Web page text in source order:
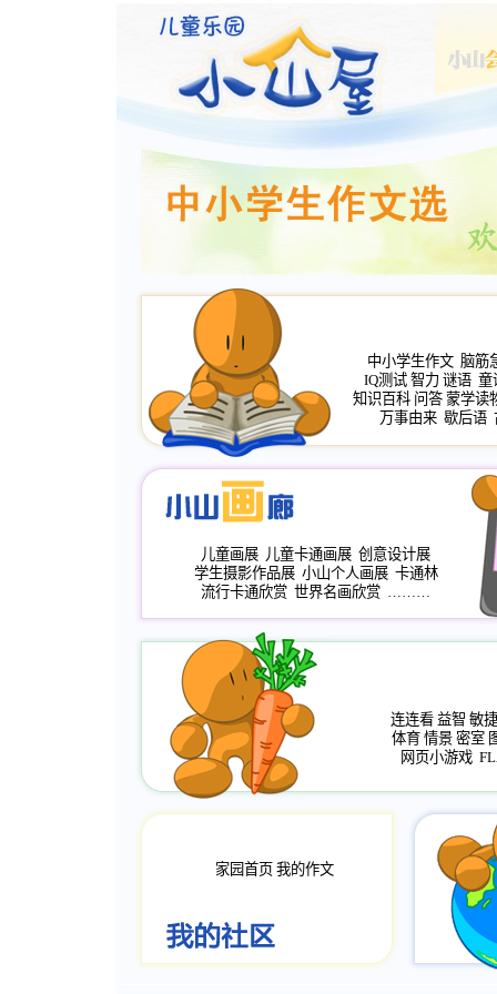
中小学生作文 脑筋
IQ测试 智力 谜语 童
知识百科 问答 蒙学读
万事由来 歇后语
儿童画展 儿童卡通画展 创意设计展
学生摄影作品展 小山个人画展 卡通林
流行卡通欣赏 世界名画欣赏 ………
连连看 益智 敏捷
体育 情景 密室
网页小游戏
家园首页 我的作文